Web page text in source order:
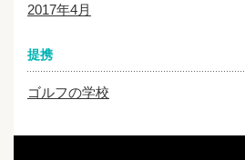
2017年4月
提携
ゴルフの学校